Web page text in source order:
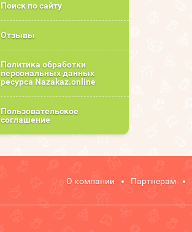
Поиск по сайту
Отзывы
Политика обработки
персональных данных
ресурса Nazakaz.online
Пользовательское
соглашение
О компании Партнерам